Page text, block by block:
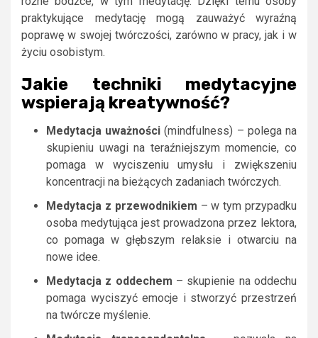
praktykujące medytację mogą zauważyć wyraźną
poprawę w swojej twórczości, zarówno w pracy, jak i w
życiu osobistym.
Jakie techniki medytacyjne
wspierają kreatywność?
Medytacja uważności (mindfulness) – polega na
skupieniu uwagi na teraźniejszym momencie, co
pomaga w wyciszeniu umysłu i zwiększeniu
koncentracji na bieżących zadaniach twórczych.
Medytacja z przewodnikiem – w tym przypadku
osoba medytująca jest prowadzona przez lektora,
co pomaga w głębszym relaksie i otwarciu na
nowe idee.
Medytacja z oddechem – skupienie na oddechu
pomaga wyciszyć emocje i stworzyć przestrzeń
na twórcze myślenie.